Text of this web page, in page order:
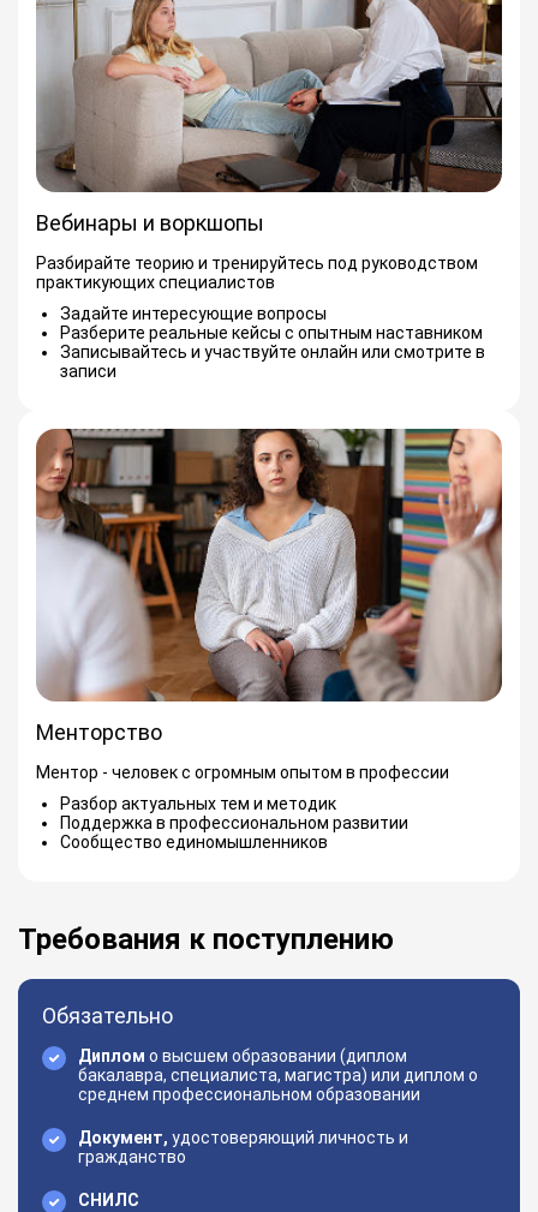
Вебинары и воркшопы
Разбирайте теорию и тренируйтесь под руководством
практикующих специалистов
Задайте интересующие вопросы
Разберите реальные кейсы с опытным наставником
Записывайтесь и участвуйте онлайн или смотрите в
записи
Менторство
Ментор - человек с огромным опытом в профессии
Разбор актуальных тем и методик
Поддержка в профессиональном развитии
Сообщество единомышленников
Требования к поступлению
Обязательно
Диплом о высшем образовании (диплом
бакалавра, специалиста, магистра) или диплом о
среднем профессиональном образовании
Документ, удостоверяющий личность и
гражданство
СНИЛС